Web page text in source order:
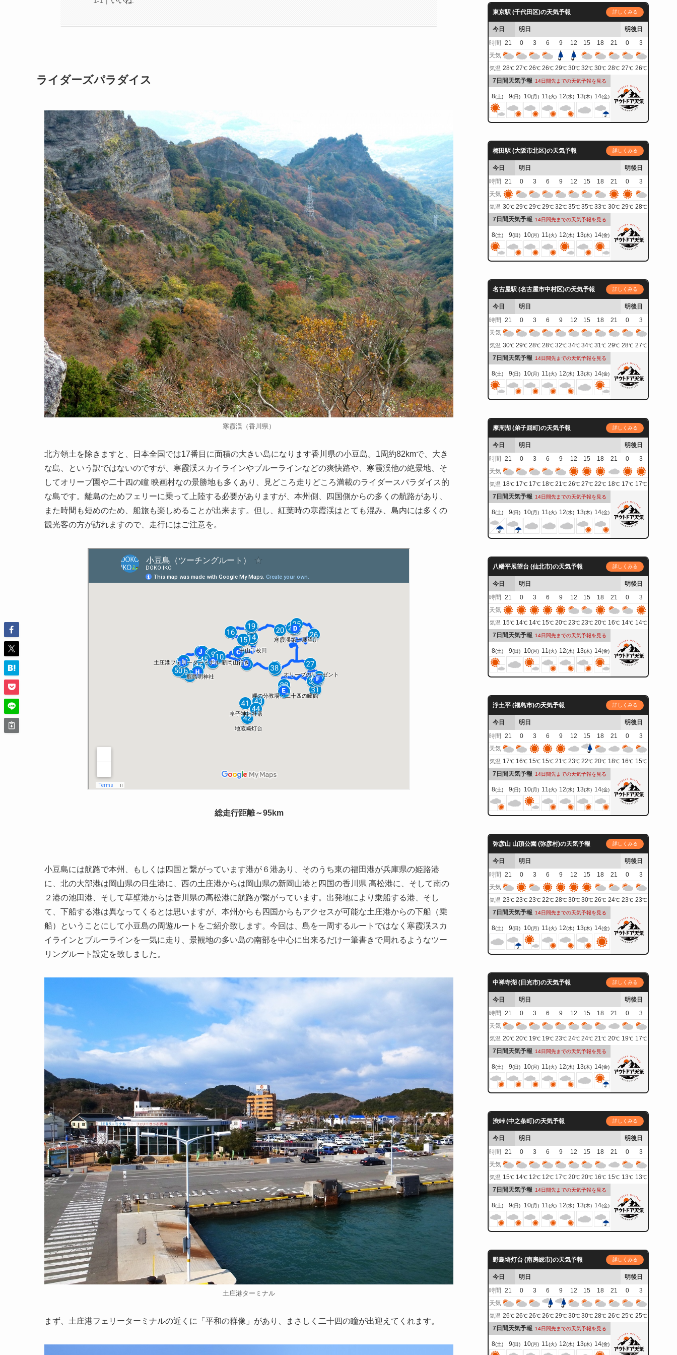
ライダーズパラダイス
寒霞渓（香川県）
北方領土を除きますと、日本全国では17番目に面積の大きい島になります香川県の小豆島。1周約82kmで、大き
な島、という訳ではないのですが、寒霞渓スカイラインやブルーラインなどの爽快路や、寒霞渓他の絶景地、そ
してオリーブ園や二十四の瞳 映画村なの景勝地も多くあり、見どころ走りどころ満載のライダースパラダイス的
な島です。離島のためフェリーに乗って上陸する必要がありますが、本州側、四国側からの多くの航路があり、
また時間も短めのため、船旅も楽しめることが出来ます。但し、紅葉時の寒霞渓はとても混み、島内には多くの
観光客の方が訪れますので、走行にはご注意を。
総走行距離～95km
小豆島には航路で本州、もしくは四国と繋がっています港が６港あり、そのうち東の福田港が兵庫県の姫路港
に、北の大部港は岡山県の日生港に、西の土庄港からは岡山県の新岡山港と四国の香川県 高松港に、そして南の
２港の池田港、そして草壁港からは香川県の高松港に航路が繋がっています。出発地により乗船する港、そし
て、下船する港は異なってくるとは思いますが、本州からも四国からもアクセスが可能な土庄港からの下船（乗
船）ということにして小豆島の周遊ルートをご紹介致します。今回は、島を一周するルートではなく寒霞渓スカ
イラインとブルーラインを一気に走り、景観地の多い島の南部を中心に出来るだけ一筆書きで周れるようなツー
リングルート設定を致しました。
土庄港ターミナル
まず、土庄港フェリーターミナルの近くに「平和の群像」があり、まさしく二十四の瞳が出迎えてくれます。
東京駅 (千代田区)の天気予報 詳しくみる
今日 明日
明後日
時間
21 0 3 6 9 12 15 18 21 0
3
天気
気温 28℃ 27℃ 26℃ 26℃ 29℃ 30℃ 32℃ 30℃ 28℃ 27℃ 26℃
7日間天気予報 14日間先までの天気予報を見る
8(土) 9(日) 10(月) 11(火) 12(水) 13(木) 14(金)
梅田駅 (大阪市北区)の天気予報 詳しくみる
今日 明日
明後日
時間
21 0 3 6 9 12 15 18 21 0
3
天気
気温 30℃ 29℃ 29℃ 29℃ 32℃ 35℃ 35℃ 33℃ 30℃ 29℃ 28℃
7日間天気予報 14日間先までの天気予報を見る
8(土) 9(日) 10(月) 11(火) 12(水) 13(木) 14(金)
名古屋駅 (名古屋市中村区)の天気予報 詳しくみる
今日 明日
明後日
時間
21 0 3 6 9 12 15 18 21 0
3
天気
気温 30℃ 29℃ 28℃ 28℃ 32℃ 34℃ 34℃ 31℃ 29℃ 28℃ 27℃
7日間天気予報 14日間先までの天気予報を見る
8(土) 9(日) 10(月) 11(火) 12(水) 13(木) 14(金)
摩周湖 (弟子屈町)の天気予報 詳しくみる
今日 明日
明後日
時間
21 0 3 6 9 12 15 18 21 0
3
天気
気温 18℃ 17℃ 17℃ 18℃ 21℃ 26℃ 27℃ 22℃ 18℃ 17℃ 17℃
7日間天気予報 14日間先までの天気予報を見る
8(土) 9(日) 10(月) 11(火) 12(水) 13(木) 14(金)
八幡平展望台 (仙北市)の天気予報 詳しくみる
今日 明日
明後日
時間
21 0 3 6 9 12 15 18 21 0
3
天気
気温 15℃ 14℃ 14℃ 15℃ 20℃ 23℃ 23℃ 20℃ 16℃ 14℃ 14℃
7日間天気予報 14日間先までの天気予報を見る
8(土) 9(日) 10(月) 11(火) 12(水) 13(木) 14(金)
浄土平 (福島市)の天気予報 詳しくみる
今日 明日
明後日
時間
21 0 3 6 9 12 15 18 21 0
3
天気
気温 17℃ 16℃ 15℃ 15℃ 21℃ 23℃ 22℃ 20℃ 18℃ 16℃ 15℃
7日間天気予報 14日間先までの天気予報を見る
8(土) 9(日) 10(月) 11(火) 12(水) 13(木) 14(金)
弥彦山 山頂公園 (弥彦村)の天気予報 詳しくみる
今日 明日
明後日
時間
21 0 3 6 9 12 15 18 21 0
3
天気
気温 23℃ 23℃ 23℃ 22℃ 28℃ 30℃ 30℃ 26℃ 24℃ 23℃ 23℃
7日間天気予報 14日間先までの天気予報を見る
8(土) 9(日) 10(月) 11(火) 12(水) 13(木) 14(金)
中禅寺湖 (日光市)の天気予報 詳しくみる
今日 明日
明後日
時間
21 0 3 6 9 12 15 18 21 0
3
天気
気温 20℃ 20℃ 19℃ 19℃ 23℃ 24℃ 24℃ 21℃ 20℃ 19℃ 17℃
7日間天気予報 14日間先までの天気予報を見る
8(土) 9(日) 10(月) 11(火) 12(水) 13(木) 14(金)
渋峠 (中之条町)の天気予報 詳しくみる
今日 明日
明後日
時間
21 0 3 6 9 12 15 18 21 0
3
天気
気温 15℃ 14℃ 12℃ 12℃ 17℃ 20℃ 20℃ 16℃ 15℃ 13℃ 13℃
7日間天気予報 14日間先までの天気予報を見る
8(土) 9(日) 10(月) 11(火) 12(水) 13(木) 14(金)
野島埼灯台 (南房総市)の天気予報 詳しくみる
今日 明日
明後日
時間
21 0 3 6 9 12 15 18 21 0
3
天気
気温 26℃ 26℃ 26℃ 26℃ 29℃ 30℃ 30℃ 28℃ 26℃ 25℃ 25℃
7日間天気予報 14日間先までの天気予報を見る
8(土) 9(日) 10(月) 11(火) 12(水) 13(木) 14(金)